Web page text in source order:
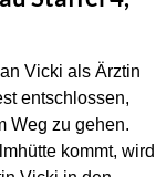
Vicki als Ärztin
entschlossen,
Weg zu gehen.
kommt, wird